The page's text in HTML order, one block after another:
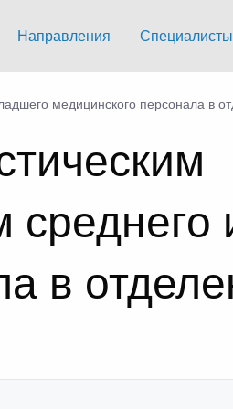
Направления Специалисты
медицинского персонала в
в